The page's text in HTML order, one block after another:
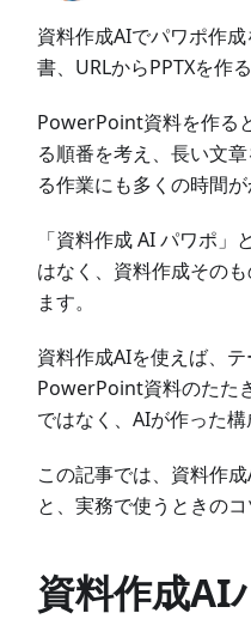
資料作成AIでパワポ作
書、URLからPPTXを作
PowerPoint資料を作る
る順番を考え、長い文
る作業にも多くの時間が
「資料作成 AI パワポ
はなく、資料作成その
ます。
資料作成AIを使えば、
PowerPoint資料のたた
ではなく、AIが作った
この記事では、資料作
と、実務で使うときの
資料作成AI